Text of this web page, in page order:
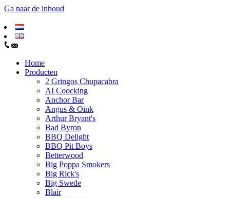
Ga naar de inhoud
Home
Producten
2 Gringos Chupacabra
AI Coocking
Anchor Bar
Angus & Oink
Arthur Bryant's
Bad Byron
BBQ Delight
BBQ Pit Boys
Betterwood
Big Poppa Smokers
Big Rick's
Big Swede
Blair